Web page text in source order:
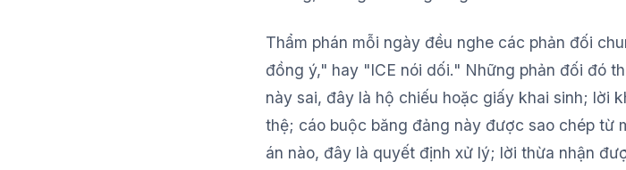
Thẩm phán mỗi ngày đều nghe các phản đối
đồng ý," hay "ICE nói dối." Những phản đối đó
này sai, đây là hộ chiếu hoặc giấy khai sinh; lời
thệ; cáo buộc băng đảng này được sao chép từ
án nào, đây là quyết định xử lý; lời thừa nhận